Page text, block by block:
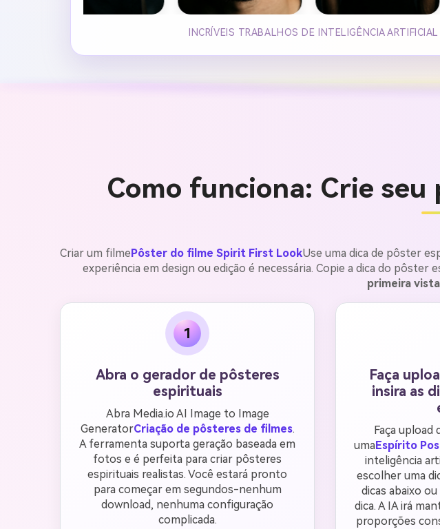
INCRÍVEIS TRABALHOS DE INTELIGÊNCIA
Como funciona: Crie
Criar um filmePôster do filme Spirit First LookUse uma dica de pôster
experiência em design ou edição é necessária. Copie a dica do pôster
primeira vista
1
Abra o gerador de pôsteres
espirituais
Abra Media.io AI Image to Image
GeneratorCriação de pôsteres de filmes.
A ferramenta suporta geração baseada em
fotos e é perfeita para criar pôsteres
espirituais realistas. Você estará pronto
para começar em segundos-nenhum
download, nenhuma configuração
complicada.
Faça
insira as
Faça upload
umaEspírito
inteligência
escolher uma
dicas abaixo
dica. A IA irá
proporções